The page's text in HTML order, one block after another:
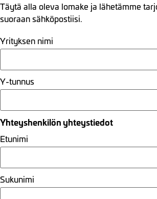
Täytä alla oleva lomake ja lähetämme
suoraan sähköpostiisi.
Yrityksen nimi
Y-tunnus
Yhteyshenkilön yhteystiedot
Etunimi
Sukunimi